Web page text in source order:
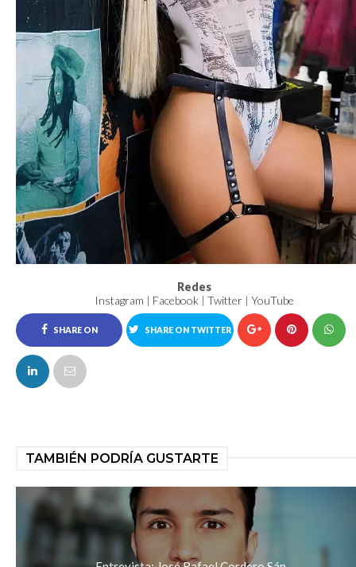
Redes
Instagram
Facebook| Twitter| YouTube
SHARE ON
FACEBOOK
SHARE ON TWITTER
TAMBIÉN PODRÍA GUSTARTE